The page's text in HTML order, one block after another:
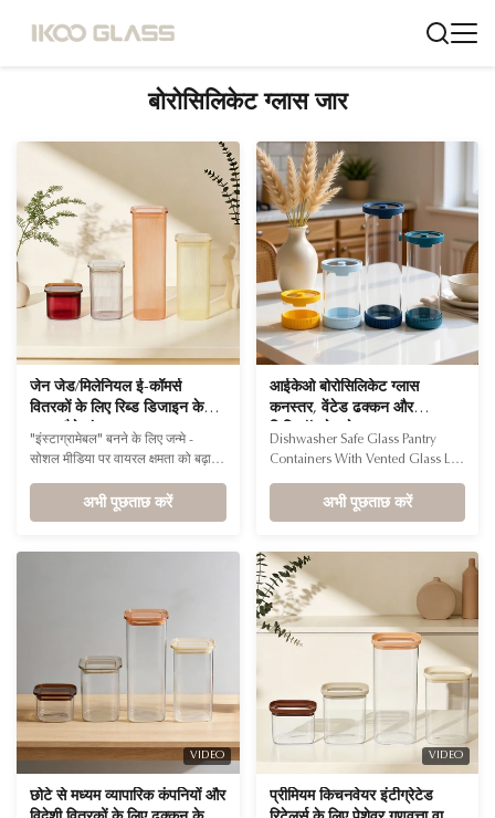
बोरोसिलिकेट ग्लास जार
जेन जेड/मिलेनियल ई-कॉमर्स
वितरकों के लिए रिब्ड डिजाइन के
साथ चौड़े मुंह वाला ग्लास कनस्तर
सेट
"इंस्टाग्रामेबल" बनने के लिए जन्मे -
सोशल मीडिया पर वायरल क्षमता को बढ़ावा
कुछ है, यह रंग-धारी कनस्तर अपनी अनूठी
ज्यामितीय सुंदरता के साथ खड़ा है
अभी पूछताछ करें
आईकेओ बोरोसिलिकेट ग्लास
कनस्तर, वेंटेड ढक्कन और
Dishwasher Safe Glass Pantry
Containers With Vented Glass Lid
Attributes Attribute Value Capacity
450ml, 1000ml, 1500ml,
glass + Silicone-framed glass lid
Heat Resistance -40℃-560℃
Custom Logo / Colors Available
on request Dishwasher Safe ...
अभी पूछताछ करें
VIDEO
छोटे से मध्यम व्यापारिक कंपनियों और
VIDEO
प्रीमियम किचनवेयर इंटीग्रेटेड